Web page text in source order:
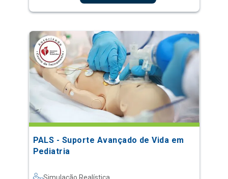
PALS - Suporte Avançado de Vida em
Pediatria